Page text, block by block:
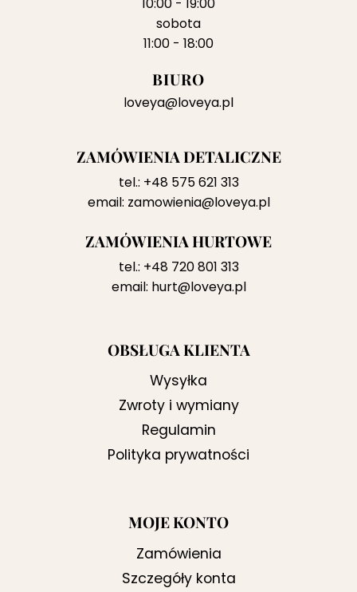
10:00 - 19:00
sobota
11:00 - 18:00
BIURO
loveya@loveya.pl
ZAMÓWIENIA DETALICZNE
tel.: +48 575 621 313
email: zamowienia@loveya.pl
ZAMÓWIENIA HURTOWE
tel.: +48 720 801 313
email: hurt@loveya.pl
OBSŁUGA KLIENTA
Wysyłka
Zwroty i wymiany
Regulamin
Polityka prywatności
MOJE KONTO
Zamówienia
Szczegóły konta